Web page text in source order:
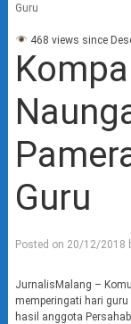
Guru
468 views since
Guru
Posted on 20/12/2018
JurnalisMalang –
memperingati hari guru
hasil anggota